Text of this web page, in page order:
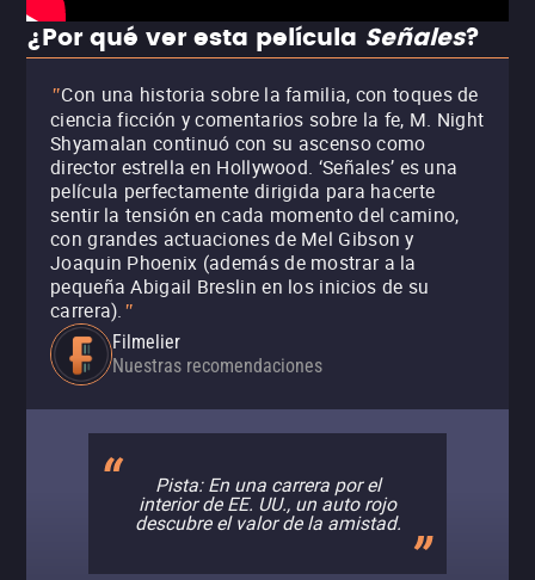
¿Por qué ver esta película Señales?
"Con una historia sobre la familia, con toques de
ciencia ficción y comentarios sobre la fe, M. Night
Shyamalan continuó con su ascenso como
director estrella en Hollywood. ‘Señales’ es una
película perfectamente dirigida para hacerte
sentir la tensión en cada momento del camino,
con grandes actuaciones de Mel Gibson y
Joaquin Phoenix (además de mostrar a la
pequeña Abigail Breslin en los inicios de su
carrera). "
Filmelier
Nuestras recomendaciones
Pista: En una carrera por el
interior de EE. UU., un auto rojo
descubre el valor de la amistad.